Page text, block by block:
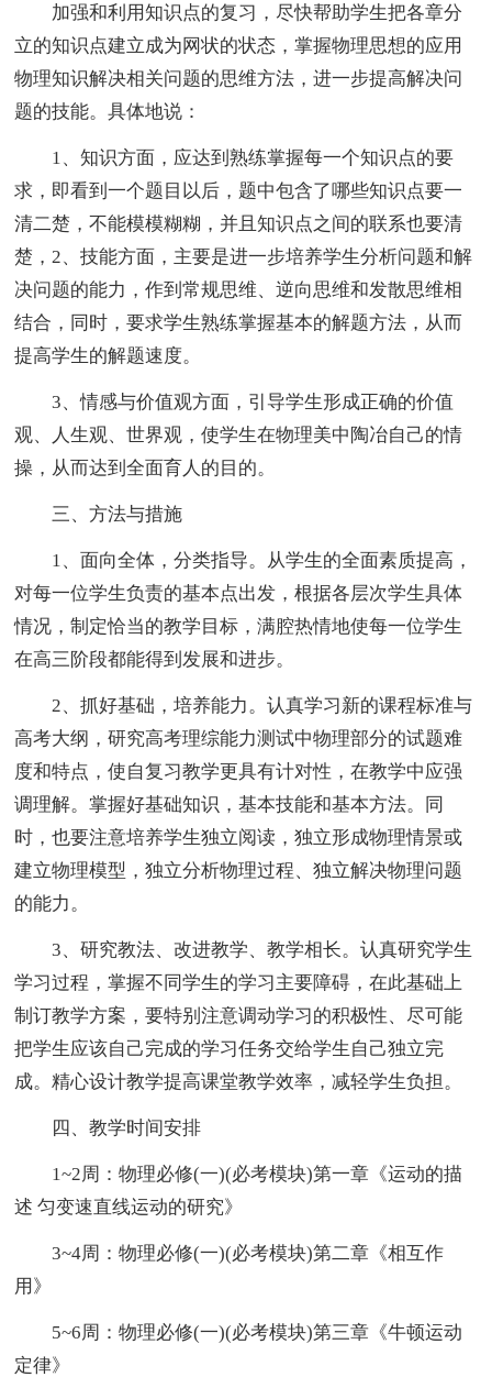
加强和利用知识点的复习，尽快帮助学生把各章分
立的知识点建立成为网状的状态，掌握物理思想的应用
物理知识解决相关问题的思维方法，进一步提高解决问
题的技能。具体地说：
1、知识方面，应达到熟练掌握每一个知识点的要
求，即看到一个题目以后，题中包含了哪些知识点要一
清二楚，不能模模糊糊，并且知识点之间的联系也要清
楚，2、技能方面，主要是进一步培养学生分析问题和解
决问题的能力，作到常规思维、逆向思维和发散思维相
结合，同时，要求学生熟练掌握基本的解题方法，从而
提高学生的解题速度。
3、情感与价值观方面，引导学生形成正确的价值
观、人生观、世界观，使学生在物理美中陶冶自己的情
操，从而达到全面育人的目的。
三、方法与措施
1、面向全体，分类指导。从学生的全面素质提高，
对每一位学生负责的基本点出发，根据各层次学生具体
情况，制定恰当的教学目标，满腔热情地使每一位学生
在高三阶段都能得到发展和进步。
2、抓好基础，培养能力。认真学习新的课程标准与
高考大纲，研究高考理综能力测试中物理部分的试题难
度和特点，使自复习教学更具有计对性，在教学中应强
调理解。掌握好基础知识，基本技能和基本方法。同
时，也要注意培养学生独立阅读，独立形成物理情景或
建立物理模型，独立分析物理过程、独立解决物理问题
的能力。
3、研究教法、改进教学、教学相长。认真研究学生
学习过程，掌握不同学生的学习主要障碍，在此基础上
制订教学方案，要特别注意调动学习的积极性、尽可能
把学生应该自己完成的学习任务交给学生自己独立完
成。精心设计教学提高课堂教学效率，减轻学生负担。
四、教学时间安排
1~2周：物理必修(一)(必考模块)第一章《运动的描
述 匀变速直线运动的研究》
3~4周：物理必修(一)(必考模块)第二章《相互作
用》
5~6周：物理必修(一)(必考模块)第三章《牛顿运动
定律》